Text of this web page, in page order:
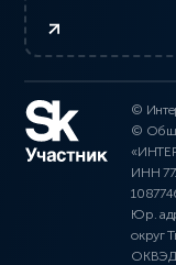
©
©
ИНН
Юр.
округ
ОКВЭД